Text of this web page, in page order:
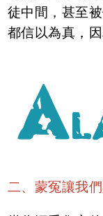
徒中間，甚至
都信以為真，
二、蒙冤讓我